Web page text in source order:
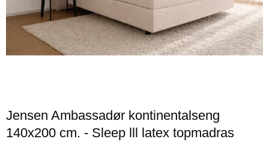
Jensen Ambassadør kontinentalseng
140x200 cm. - Sleep lll latex topmadras